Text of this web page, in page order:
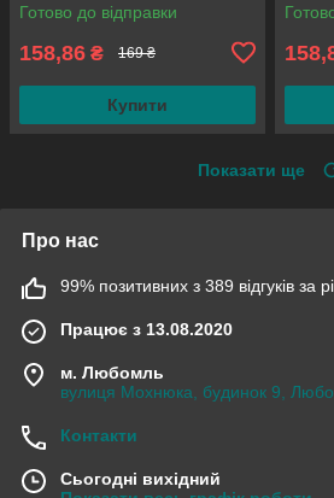
Готово до відправки
158,86 ₴ 169 ₴
Купити
Показати ще
Про нас
99% позитивних з 389 відгуків за
Працює з 13.08.2020
м. Любомль
вулиця Мохнюка, будинок 9,
Контакти
Сьогодні вихідний